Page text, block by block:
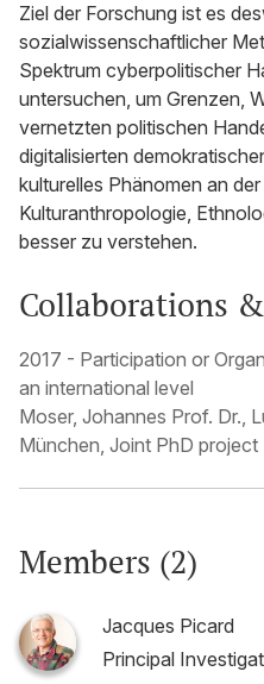
Ziel der Forschung ist es
sozialwissenschaftlicher
Spektrum cyberpolitischer
untersuchen, um Grenzen,
vernetzten politischen
digitalisierten
kulturelles Phänomen an
Kulturanthropologie,
besser zu verstehen.
Collaborations
2017 - Participation or
an international level
Moser, Johannes Prof. Dr.,
München, Joint PhD project
Members (2)
Jacques Picard
Principal